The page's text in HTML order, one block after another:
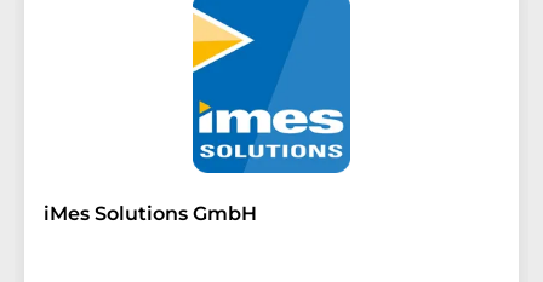
iMes Solutions GmbH